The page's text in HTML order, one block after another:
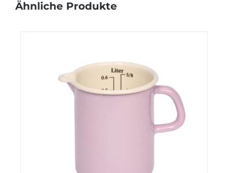
Ähnliche Produkte